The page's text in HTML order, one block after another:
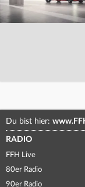
Du bist hier:
RADIO
FFH Live
80er Radio
90er Radio